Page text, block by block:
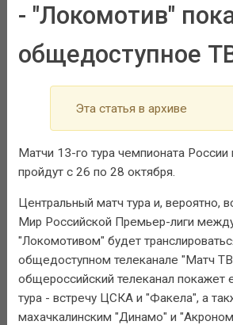
- "Локомотив"
общедоступное
Эта статья в архиве
Матчи 13-го тура чемпионата России
пройдут с 26 по 28 октября.
Центральный матч тура и, вероятно,
Мир Российской Премьер-лиги
"Локомотивом" будет
общедоступном телеканале "Матч
общероссийский телеканал покажет
тура - встречу ЦСКА и "Факела", а
махачкалинским "Динамо" и